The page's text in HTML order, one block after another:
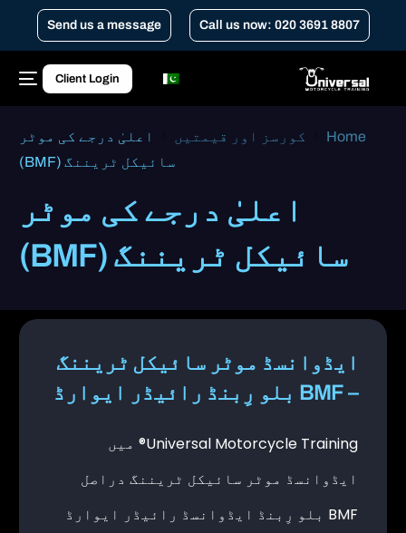
Call us now: 020 3691 8807
Send us a message
Client Login
Home کورسز اور قیمتیں
اعلیٰ درجے کی موٹر
سائیکل ٹریننگ (BMF)
اعلیٰ درجے کی موٹر
سائیکل ٹریننگ (BMF)
ایڈوانسڈ موٹر سائیکل ٹریننگ
– BMF بلو رِبنڈ رائیڈر ایوارڈ
Universal Motorcycle Training® میں
ایڈوانسڈ موٹر سائیکل ٹریننگ دراصل
BMF بلو رِبنڈ ایڈوانسڈ رائیڈر ایوارڈ